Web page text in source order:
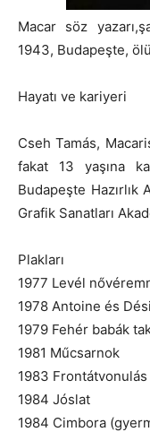
Macar söz
1943, Budapeşte,
Hayatı ve kariyeri
Cseh Tamás,
fakat 13 yaşına
Budapeşte Hazırlık
Grafik Sanatları
Plakları
1977 Levél
1978 Antoine és
1979 Fehér babák
1981 Műcsarnok
1983
1984 Jóslat
1984 Cimbora